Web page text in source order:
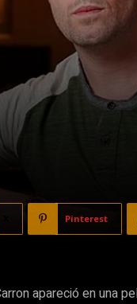
Pinterest
apareció en una